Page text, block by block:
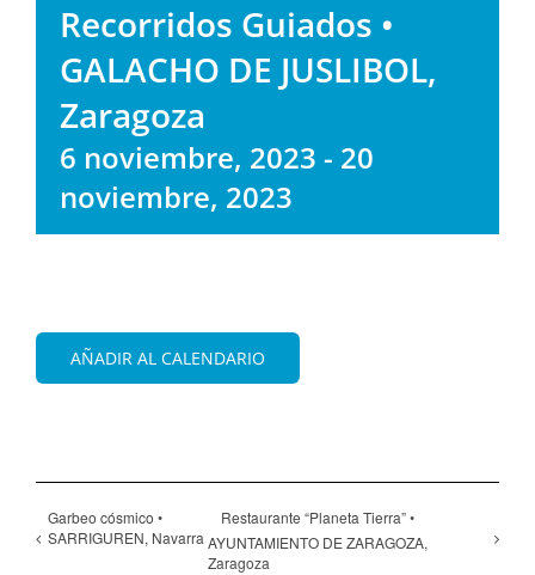
Recorridos Guiados •
GALACHO DE JUSLIBOL,
Zaragoza
6 noviembre, 2023 - 20
noviembre, 2023
AÑADIR AL CALENDARIO
Garbeo cósmico •
SARRIGUREN, Navarra
Restaurante “Planeta Tierra” •
AYUNTAMIENTO DE ZARAGOZA,
Zaragoza